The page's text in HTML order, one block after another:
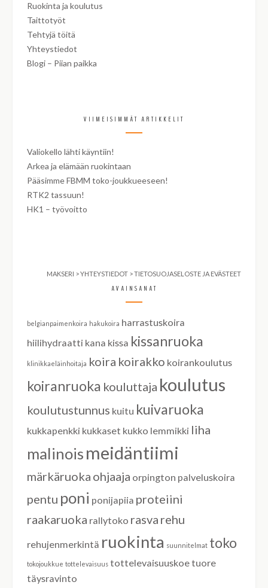
Ruokinta ja koulutus
Taittotyöt
Tehtyjä töitä
Yhteystiedot
Blogi – Piian paikka
VIIMEISIMMÄT ARTIKKELIT
Valiokello lähti käyntiin!
Arkea ja elämään ruokintaan
Pääsimme FBMM toko-joukkueeseen!
RTK2 tassuun!
HK1 – työvoitto
MAKSERI >YHTEYSTIEDOT >TIETOSUOJASELOSTE JA EVÄSTEET
AVAINSANAT
belgianpaimenkoira hakukoira harrastuskoira
hiilihydraatti kana kissa kissanruoka
klinikkaeläinhoitaja koira koirakko koirankoulutus
koiranruoka kouluttaja koulutus
koulutustunnus kuitu kuivaruoka
kukkapenkki kukkaset kukko lemmikki liha
malinois meidäntiimi
märkäruoka ohjaaja orpington palveluskoira
pentu poni ponijapiia proteiini
raakaruoka rallytoko rasva rehu
rehujenmerkintä ruokinta suunnitelmat toko
tokojoukkue tottelevaisuus tottelevaisuuskoetuore
täysravinto